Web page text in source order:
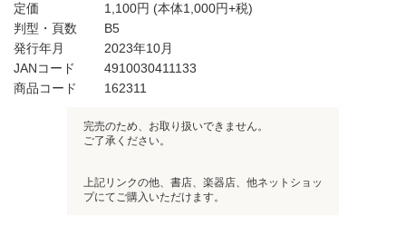
定価 1,100円 (本体1,000円+税)
判型・頁数
B5
発行年月
2023年10月
JANコード
4910030411133
商品コード
162311
完売のため、お取り扱いできません。
ご了承ください。
上記リンクの他、書店、楽器店、他ネットショッ
プにてご購入いただけます。